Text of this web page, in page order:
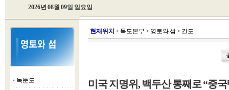
2026년 08월 09일 일요일
■ 녹둔도
현재위치 > 독도본부 > 영토와 섬 > 간도
미국 지명위, 백두산 통째로 “중국